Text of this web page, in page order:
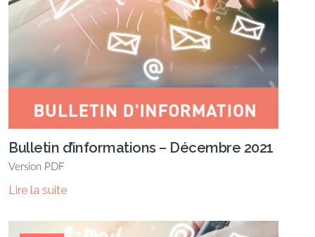
Bulletin d’informations – Décembre 2021
Version PDF
Lire la suite